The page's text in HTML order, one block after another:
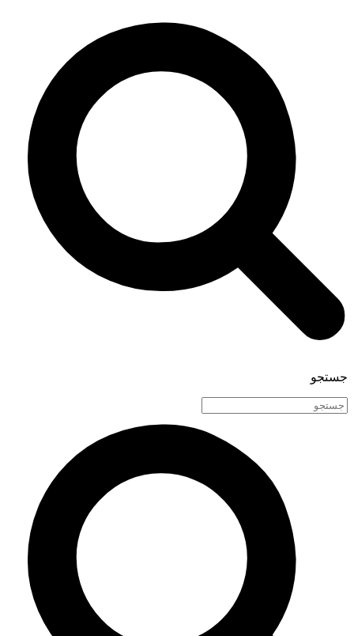
جستجو